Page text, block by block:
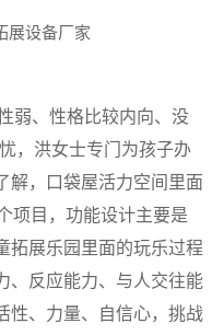
弱、性格比较内向、没
，洪女士专门为孩子办
解，口袋屋活力空间里面
项目，功能设计主要是
拓展乐园里面的玩乐过程
、反应能力、与人交往能
性、力量、自信心，挑战